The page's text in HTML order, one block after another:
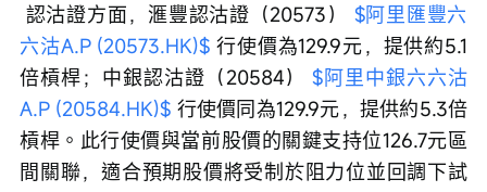
認沽證方面，滙豐認沽證（20573） $阿里匯豐六
六沽A.P (20573.HK)$ 行使價為129.9元，提供約5.1
倍槓桿；中銀認沽證（20584） $阿里中銀六六沽
A.P (20584.HK)$ 行使價同為129.9元，提供約5.3倍
槓桿。此行使價與當前股價的關鍵支持位126.7元區
間關聯，適合預期股價將受制於阻力位並回調下試